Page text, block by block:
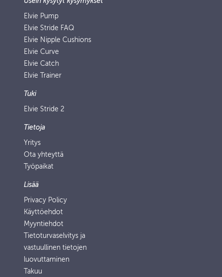
Elvie Pump
Elvie Stride FAQ
Elvie Nipple Cushions
Elvie Curve
Elvie Catch
Elvie Trainer
Tuki
Elvie Stride 2
Tietoja
Yritys
Ota yhteyttä
Työpaikat
Lisää
Privacy Policy
Käyttöehdot
Myyntiehdot
Tietoturvaselvitys ja
vastuullinen tietojen
luovuttaminen
Takuu